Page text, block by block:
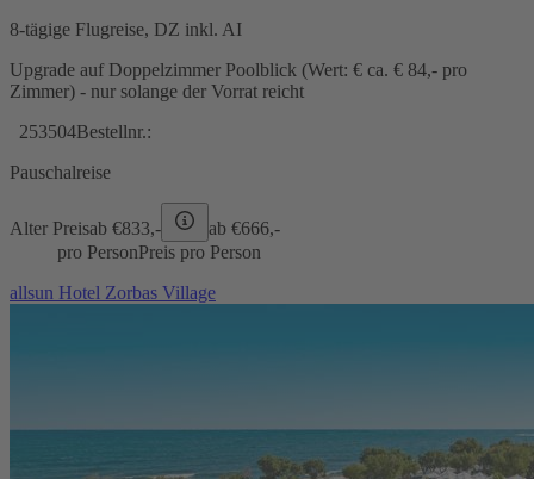
8-tägige Flugreise, DZ inkl. AI
Upgrade auf Doppelzimmer Poolblick (Wert: € ca. € 84,- pro
Zimmer) - nur solange der Vorrat reicht
253504Bestellnr.:
Pauschalreise
Alter Preisab €833,- ab €666,-
pro PersonPreis pro Person
allsun Hotel Zorbas Village